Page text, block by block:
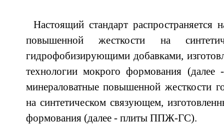
Настоящий стандарт распространяется
повышенной жесткости на
гидрофобизирующими добавками,
технологии мокрого формования
минераловатные повышенной жесткости
на синтетическом связующем,
формования (далее - плиты ППЖ-ГС).